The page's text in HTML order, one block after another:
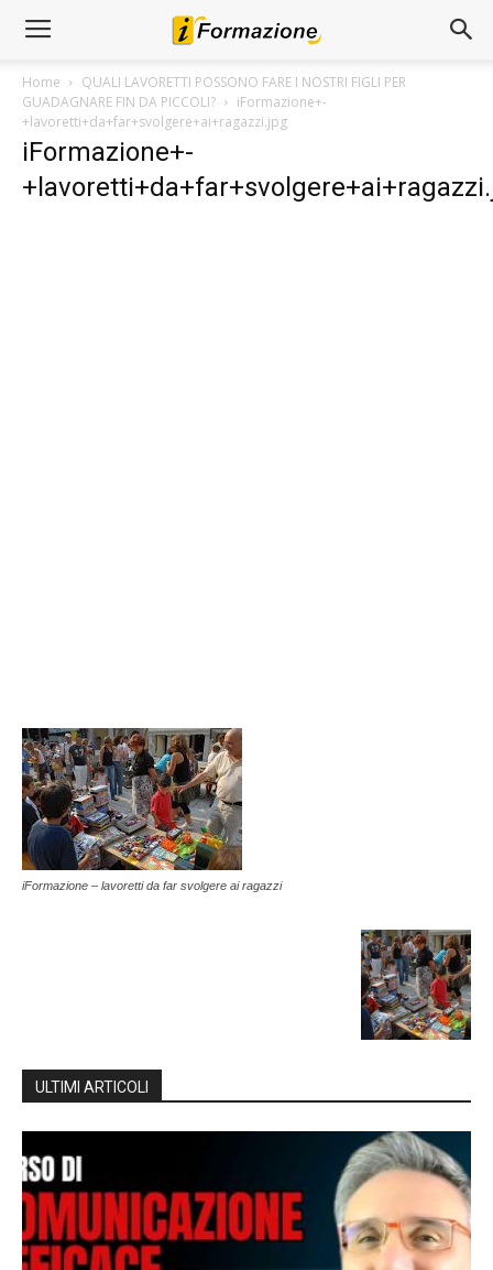
Home
QUALI LAVORETTI POSSONO FARE I NOSTRI FIGLI PER
GUADAGNARE FIN DA PICCOLI?
iFormazione+-
+lavoretti+da+far+svolgere+ai+ragazzi.jpg
iFormazione+-
iFormazione – lavoretti da far svolgere ai ragazzi
ULTIMI ARTICOLI